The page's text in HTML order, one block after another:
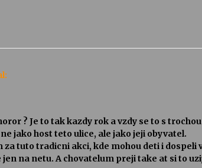
? Je to tak kazdy rok a vzdy se to s
jako host teto ulice, ale jako jeji obyvatel.
za tuto tradicni akci, kde mohou deti i dospeli
jen na netu. A chovatelum preji take at si to